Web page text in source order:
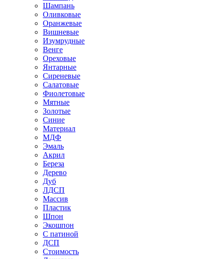
Шампань
Оливковые
Оранжевые
Вишневые
Изумрудные
Венге
Ореховые
Янтарные
Сиреневые
Салатовые
Фиолетовые
Мятные
Золотые
Синие
Материал
МДФ
Эмаль
Акрил
Береза
Дерево
Дуб
ЛДСП
Массив
Пластик
Шпон
Экошпон
С патиной
ДСП
Стоимость